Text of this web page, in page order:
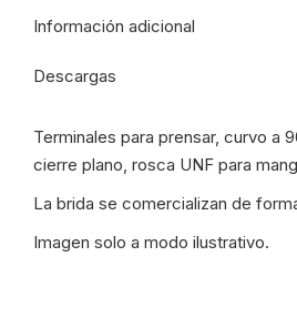
3/4"
-
ATD/65/12-
-
9000
cantidad
Información adicional
Descargas
Terminales para prensar, curvo a
cierre plano, rosca UNF para
La brida se comercializan de
Imagen solo a modo ilustrativo.